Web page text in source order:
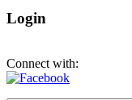
Login
Connect with: